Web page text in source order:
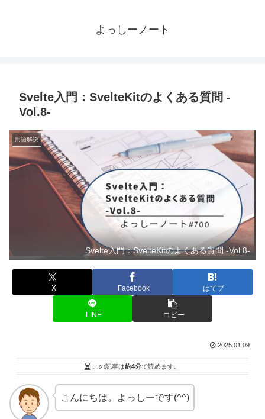
よっしーノート
Svelte入門：SvelteKitのよくある質問 -
Vol.8-
用語解説
Svelte入門：SvelteKitのよくある質問 -Vol.8-
X Facebook はてブ
LINE コピー
2025.01.09
この記事は約4分で読めます。
こんにちは。よっしーです(^^)